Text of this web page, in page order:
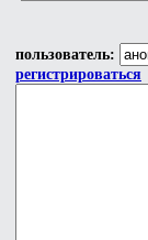
пользователь:
регистрироваться